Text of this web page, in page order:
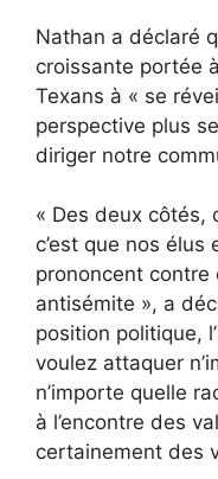
Nathan a déclaré
croissante portée
Texans à « se
perspective plus
diriger notre
« Des deux côtés,
c’est que nos
prononcent contre
antisémite », a
position politique,
voulez attaquer
n’importe quelle
à l’encontre des
certainement des